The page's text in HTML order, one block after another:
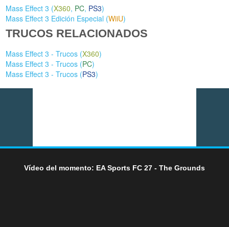
Mass Effect 3 (X360, PC, PS3)
Mass Effect 3 Edición Especial (WiiU)
TRUCOS RELACIONADOS
Mass Effect 3 - Trucos (X360)
Mass Effect 3 - Trucos (PC)
Mass Effect 3 - Trucos (PS3)
Vídeo del momento: EA Sports FC 27 - The Grounds